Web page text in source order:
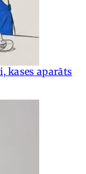
kases aparāts